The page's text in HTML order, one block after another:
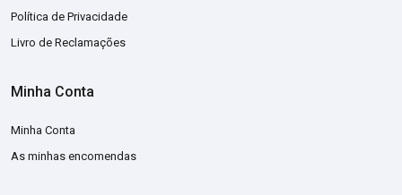
Política de Privacidade
Livro de Reclamações
Minha Conta
Minha Conta
As minhas encomendas